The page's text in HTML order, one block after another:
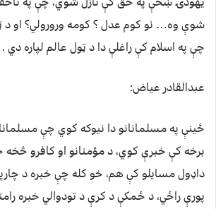
شوې وه… نو کوم عدل ؟ کومه ورورولي؟ او د
چې په اسلام کې راغلې دا د ټول عالم لپاره دي .
عبدالقادر عیاض:
ځینې په مسلمانانو دا نیوکه کوي چې
برخه کې خبرې کوي، د مؤمنانو او کافرو څخه
داډول مسایلو کې هم، خو کله چې خبره د
پورې راځي، د ځمکې د کرې د تودوالي خبره